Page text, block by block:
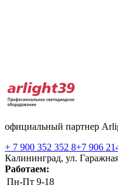
официальный партнер
+ 7 900 352 352 8+7 906
Калининград, ул.
Работаем:
Пн-Пт 9-18